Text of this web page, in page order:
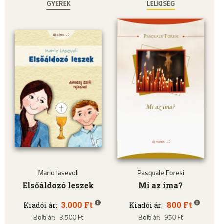
GYEREK
Mario Iasevoli
Elsőáldozó leszek
Kiadói ár: 3.000 Ft
Bolti ár: 3.500 Ft
LELKISÉG
Pasquale Foresi
Mi az ima?
Kiadói ár: 800 Ft
Bolti ár: 950 Ft